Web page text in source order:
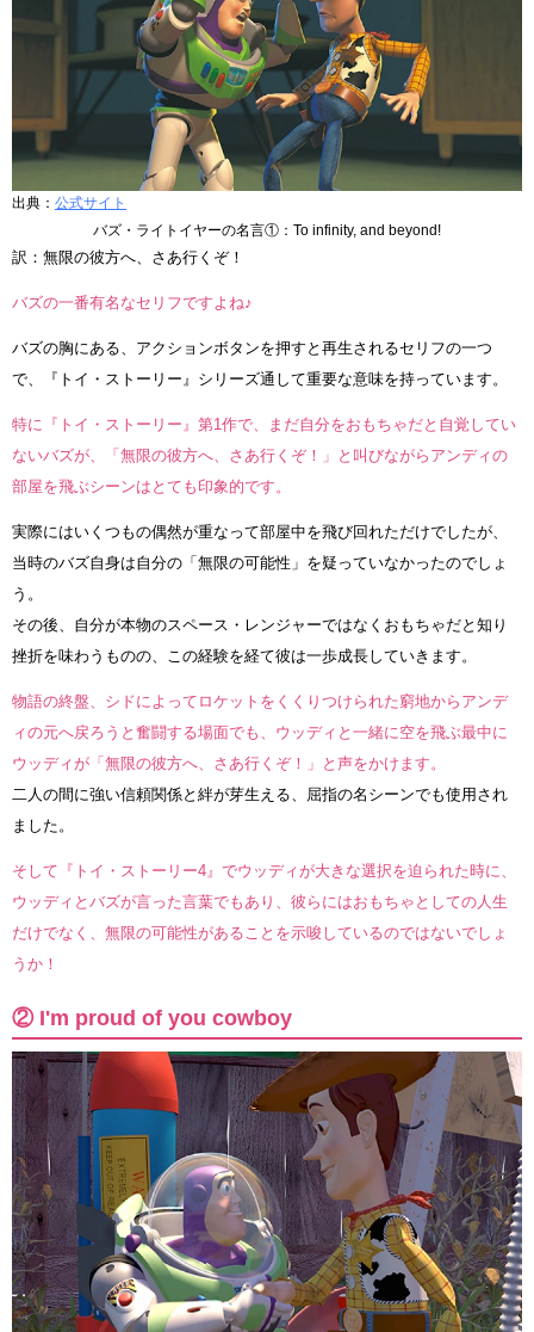
出典： 公式サイト
バズ・ライトイヤーの名言①：To infinity, and beyond!
訳：無限の彼方へ、さあ行くぞ！
バズの一番有名なセリフですよね♪
バズの胸にある、アクションボタンを押すと再生されるセリフの一つ
で、『トイ・ストーリー』シリーズ通して重要な意味を持っています。
特に『トイ・ストーリー』第1作で、まだ自分をおもちゃだと自覚してい
ないバズが、「無限の彼方へ、さあ行くぞ！」と叫びながらアンディの
部屋を飛ぶシーンはとても印象的です。
実際にはいくつもの偶然が重なって部屋中を飛び回れただけでしたが、
当時のバズ自身は自分の「無限の可能性」を疑っていなかったのでしょ
う。
その後、自分が本物のスペース・レンジャーではなくおもちゃだと知り
挫折を味わうものの、この経験を経て彼は一歩成長していきます。
物語の終盤、シドによってロケットをくくりつけられた窮地からアンデ
ィの元へ戻ろうと奮闘する場面でも、ウッディと一緒に空を飛ぶ最中に
ウッディが「無限の彼方へ、さあ行くぞ！」と声をかけます。
二人の間に強い信頼関係と絆が芽生える、屈指の名シーンでも使用され
ました。
そして『トイ・ストーリー4』でウッディが大きな選択を迫られた時に、
ウッディとバズが言った言葉でもあり、彼らにはおもちゃとしての人生
だけでなく、無限の可能性があることを示唆しているのではないでしょ
うか！
② I'm proud of you cowboy